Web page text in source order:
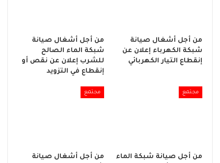
من أجل أشغال صيانة
شبكة الكهرباء إعلان عن
إنقطاع التيار الكهربائي
من أجل أشغال صيانة
شبكة الماء الصالح
للشرب إعلان عن نقص أو
إنقطاع في التزويد
مجتمع
من أجل صيانة شبكة الماء
مجتمع
من أجل أشغال صيانة